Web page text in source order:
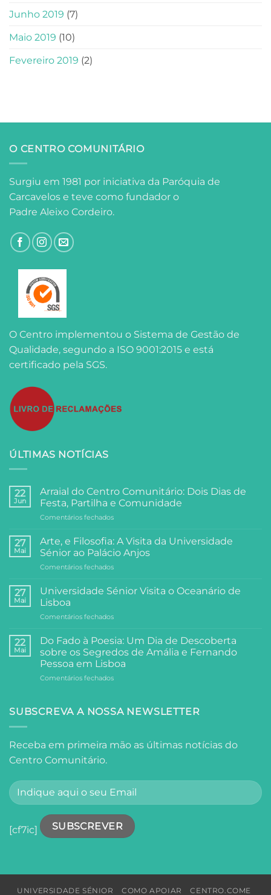
Junho 2019 (7)
Maio 2019 (10)
Fevereiro 2019 (2)
O CENTRO COMUNITÁRIO
Surgiu em 1981 por iniciativa da Paróquia de
Carcavelos e teve como fundador o
Padre Aleixo Cordeiro.
O Centro implementou o Sistema de Gestão de
Qualidade, segundo a ISO 9001:2015 e está
certificado pela SGS.
ÚLTIMAS NOTÍCIAS
22
Jun
Arraial do Centro Comunitário: Dois Dias de
Festa, Partilha e Comunidade
Comentários fechadosem
do
Centro
Comunitário:
Dois
de
e
27
Mai
Arte, e Filosofia: A Visita da Universidade
Sénior ao Palácio Anjos
Comentários fechadosem
e
Visita
Universidade
Sénior
Palácio
Anjos
27
Mai
Universidade Sénior Visita o Oceanário de
Lisboa
Comentários fechadosem
Sénior
Visita
o
Oceanário
de
22
Mai
Do Fado à Poesia: Um Dia de Descoberta
sobre os Segredos de Amália e Fernando
Pessoa em Lisboa
Comentários fechadosem
à
Dia
de
os
Segredos
e
Fernando
SUBSCREVA A NOSSA NEWSLETTER
Receba em primeira mão as últimas notícias do
Centro Comunitário.
[cf7ic]
UNIVERSIDADE SÉNIOR COMO APOIAR
CENTRO.COME